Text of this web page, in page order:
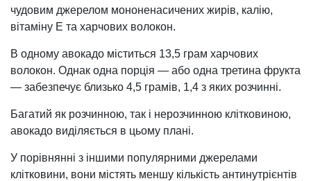
чудовим джерелом мононенасичених жирів, калію,
вітаміну Е та харчових волокон.
В одному авокадо міститься 13,5 грам харчових
волокон. Однак одна порція — або одна третина фрукта
— забезпечує близько 4,5 грамів, 1,4 з яких розчинні.
Багатий як розчинною, так і нерозчинною клітковиною,
авокадо виділяється в цьому плані.
У порівнянні з іншими популярними джерелами
клітковини, вони містять меншу кількість антинутрієнтів